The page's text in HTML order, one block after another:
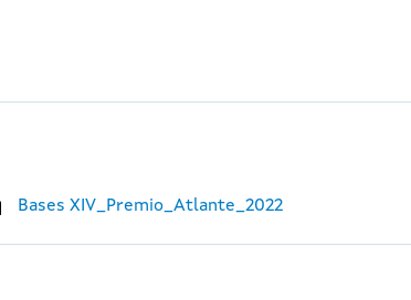
Bases XIV_Premio_Atlante_2022